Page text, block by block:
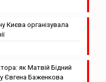
Києва організувала
як Матвій Бідний
Євгена Баженкова